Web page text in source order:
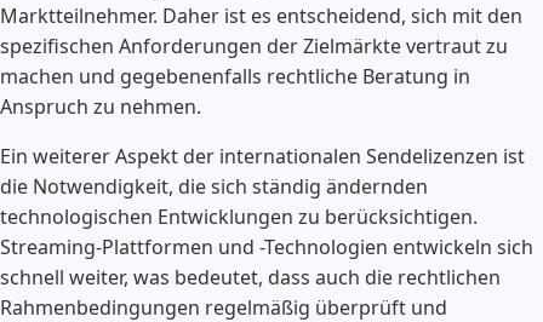
Marktteilnehmer. Daher ist es entscheidend, sich mit den
spezifischen Anforderungen der Zielmärkte vertraut zu
machen und gegebenenfalls rechtliche Beratung in
Anspruch zu nehmen.
Ein weiterer Aspekt der internationalen Sendelizenzen ist
die Notwendigkeit, die sich ständig ändernden
technologischen Entwicklungen zu berücksichtigen.
Streaming-Plattformen und -Technologien entwickeln sich
schnell weiter, was bedeutet, dass auch die rechtlichen
Rahmenbedingungen regelmäßig überprüft und